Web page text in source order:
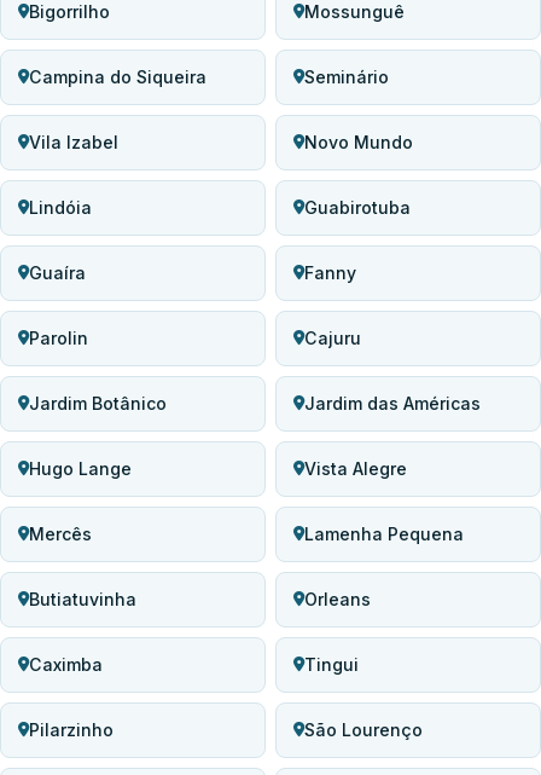
Bigorrilho Mossunguê
Campina do Siqueira Seminário
Vila Izabel Novo Mundo
Lindóia Guabirotuba
Guaíra Fanny
Parolin Cajuru
Jardim Botânico Jardim das Américas
Hugo Lange Vista Alegre
Mercês Lamenha Pequena
Butiatuvinha Orleans
Caximba Tingui
Pilarzinho São Lourenço